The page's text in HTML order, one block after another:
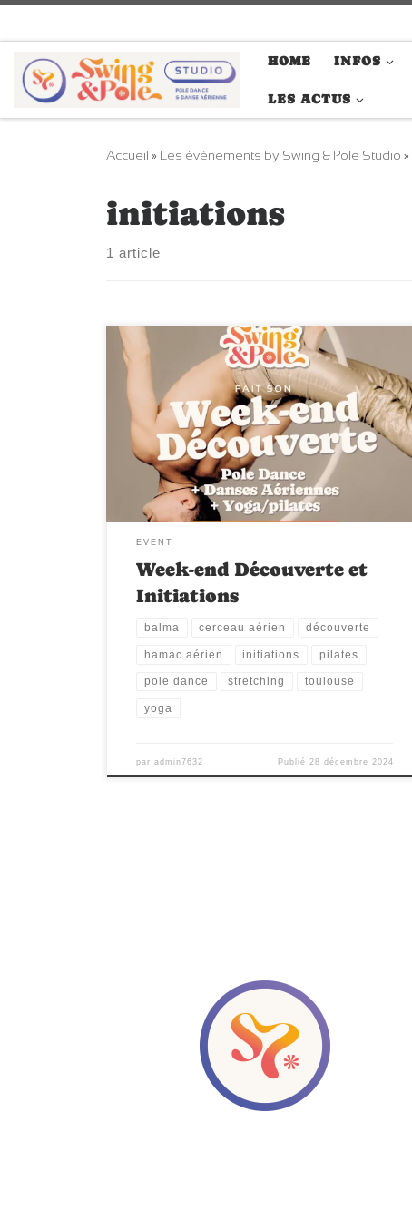
HOME INFOS
LES ACTUS
Accueil » Les évènements by Swing & Pole Studio »
initiations
1 article
Les 11 et 12 Janvier 2025Pole dance, cerceau
aérien, hamac aérien, yoga, pilates, pole
heels..Des initiations et des cours tout niveau
pour découvrir le studio et les professeurs. Cours
KIDS : 5 euros Cours ADULTES : 10 euros
EVENT
Week-end Découverte et
Initiations
balma cerceau aérien découverte
hamac aérien initiations pilates
pole dance stretching toulouse
yoga
paradmin7632 Publié 28 décembre 2024